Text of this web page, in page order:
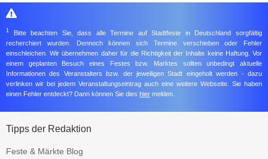
1
Bitte beachten Sie, dass alle Termine auf Stadtfeste in Deutschland sorgfältig
recherchiert wurden. Dennoch können sich Termine verschieben oder Fehler
einschleichen. Wir übernehmen daher für die Richtigkeit der Inhalte keine Haftung. Vor
einem geplanten Besuch eines Festes bzw. Marktes sollten unbedingt aktuelle
Informationen des Veranstalters bzw. der jeweiligen Stadt eingeholt werden - dazu
verlinken wir bei jedem Veranstaltungseintrag auch eine weitere Webseite. Sie haben
einen Fehler entdeckt? Dann können Sie dies hier melden.
Tipps der Redaktion
Feste & Märkte Blog